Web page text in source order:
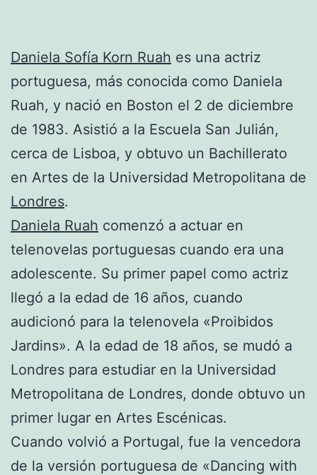
Daniela Sofía Korn Ruah es una actriz
portuguesa, más conocida como Daniela
Ruah, y nació en Boston el 2 de diciembre
de 1983. Asistió a la Escuela San Julián,
cerca de Lisboa, y obtuvo un Bachillerato
en Artes de la Universidad Metropolitana de
Londres.
Daniela Ruah comenzó a actuar en
telenovelas portuguesas cuando era una
adolescente. Su primer papel como actriz
llegó a la edad de 16 años, cuando
audicionó para la telenovela «Proibidos
Jardins». A la edad de 18 años, se mudó a
Londres para estudiar en la Universidad
Metropolitana de Londres, donde obtuvo un
primer lugar en Artes Escénicas.
Cuando volvió a Portugal, fue la vencedora
de la versión portuguesa de «Dancing with